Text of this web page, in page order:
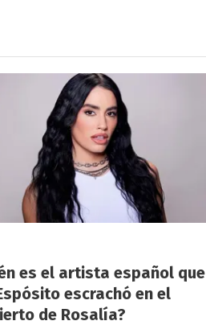
es el artista español que
escrachó en el
de Rosalía?